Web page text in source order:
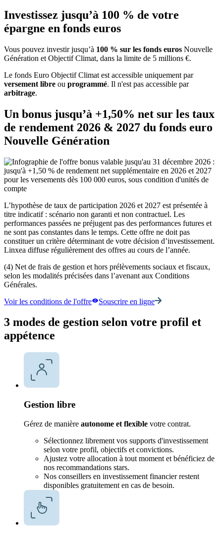
Investissez jusqu’à 100 % de votre
épargne en fonds euros
Vous pouvez investir jusqu’à 100 % sur les fonds euros Nouvelle
Génération et Objectif Climat, dans la limite de 5 millions €.
Le fonds Euro Objectif Climat est accessible uniquement par
versement libre ou programmé. Il n'est pas accessible par
arbitrage.
Un bonus jusqu’à +1,50% net sur les taux
de rendement 2026 & 2027 du fonds euro
Nouvelle Génération
L’hypothèse de taux de participation 2026 et 2027 est présentée à
titre indicatif : scénario non garanti et non contractuel. Les
performances passées ne préjugent pas des performances futures et
ne sont pas constantes dans le temps. Cette offre ne doit pas
constituer un critère déterminant de votre décision d’investissement.
Linxea diffuse régulièrement des offres au cours de l’année.
(4) Net de frais de gestion et hors prélèvements sociaux et fiscaux,
selon les modalités précisées dans l’avenant aux Conditions
Générales.
Voir les conditions de l'offre
Souscrire en ligne
3 modes de gestion selon votre profil et
appétence
Gestion libre
Gérez de manière autonome et flexible votre contrat.
Sélectionnez librement vos supports d'investissement
selon votre profil, objectifs et convictions.
Ajustez votre allocation à tout moment et bénéficiez de
nos recommandations stars.
Nos conseillers en investissement financier restent
disponibles gratuitement en cas de besoin.